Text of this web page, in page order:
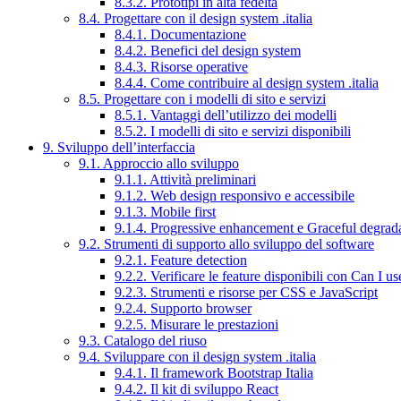
8.4. Progettare con il design system .italia
8.4.1. Documentazione
8.4.2. Benefici del design system
8.4.3. Risorse operative
8.4.4. Come contribuire al design system .italia
8.5. Progettare con i modelli di sito e servizi
8.5.1. Vantaggi dell’utilizzo dei modelli
8.5.2. I modelli di sito e servizi disponibili
9. Sviluppo dell’interfaccia
9.1. Approccio allo sviluppo
9.1.1. Attività preliminari
9.1.2. Web design responsivo e accessibile
9.1.3. Mobile first
9.1.4. Progressive enhancement e Graceful
9.2. Strumenti di supporto allo sviluppo del software
9.2.1. Feature detection
9.2.2. Verificare le feature disponibili con Can I
9.2.3. Strumenti e risorse per CSS e JavaScript
9.2.4. Supporto browser
9.2.5. Misurare le prestazioni
9.3. Catalogo del riuso
9.4. Sviluppare con il design system .italia
9.4.1. Il framework Bootstrap Italia
9.4.2. Il kit di sviluppo React